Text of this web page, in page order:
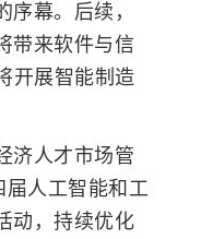
幕。后续，
带来软件与信
开展智能制造
济人才市场管
届人工智能和工
动，持续优化